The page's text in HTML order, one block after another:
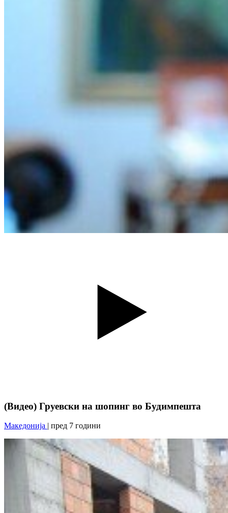
(Видео) Груевски на шопинг во Будимпешта
Македонија | пред 7 години